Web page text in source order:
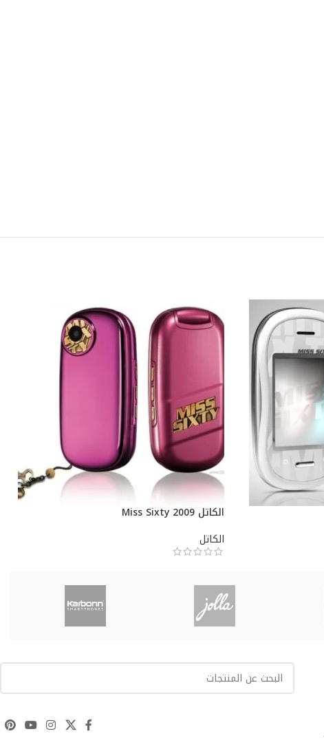
الكاتل Miss Sixty 2009
الكاتل